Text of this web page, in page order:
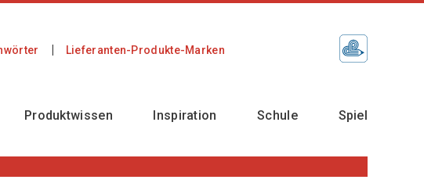
Lieferanten-Produkte-Marken
Produktwissen Inspiration Schule Spiel